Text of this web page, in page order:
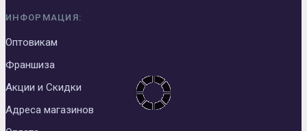
ИНФОРМАЦИЯ:
Оптовикам
Франшиза
Акции и Скидки
Адреса магазинов